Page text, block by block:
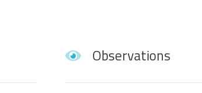
Observations